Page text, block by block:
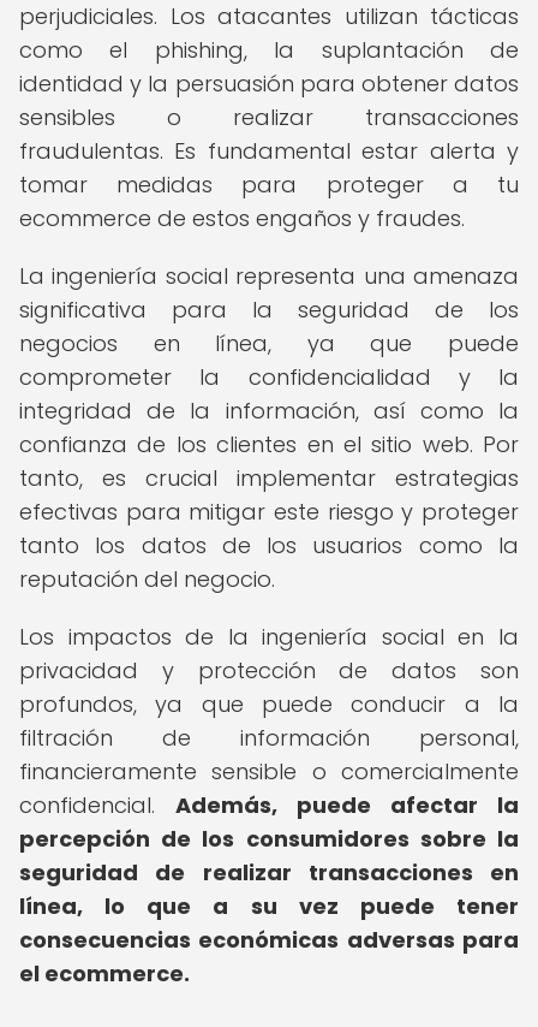
perjudiciales. Los atacantes utilizan tácticas
como el phishing, la suplantación de
identidad y la persuasión para obtener datos
sensibles o realizar transacciones
fraudulentas. Es fundamental estar alerta y
tomar medidas para proteger a tu
ecommerce de estos engaños y fraudes.
La ingeniería social representa una amenaza
significativa para la seguridad de los
negocios en línea, ya que puede
comprometer la confidencialidad y la
integridad de la información, así como la
confianza de los clientes en el sitio web. Por
tanto, es crucial implementar estrategias
efectivas para mitigar este riesgo y proteger
tanto los datos de los usuarios como la
reputación del negocio.
Los impactos de la ingeniería social en la
privacidad y protección de datos son
profundos, ya que puede conducir a la
filtración de información personal,
financieramente sensible o comercialmente
confidencial. Además, puede afectar la
percepción de los consumidores sobre la
seguridad de realizar transacciones en
línea, lo que a su vez puede tener
consecuencias económicas adversas para
el ecommerce.